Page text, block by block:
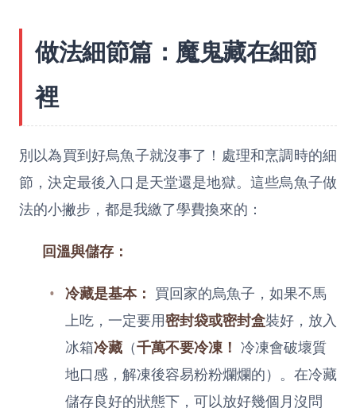
做法細節篇：魔鬼藏在細節
裡
別以為買到好烏魚子就沒事了！處理和烹調時的細
節，決定最後入口是天堂還是地獄。這些烏魚子做
法的小撇步，都是我繳了學費換來的：
回溫與儲存：
冷藏是基本： 買回家的烏魚子，如果不馬
上吃，一定要用密封袋或密封盒裝好，放入
冰箱冷藏（千萬不要冷凍！ 冷凍會破壞質
地口感，解凍後容易粉粉爛爛的）。在冷藏
儲存良好的狀態下，可以放好幾個月沒問